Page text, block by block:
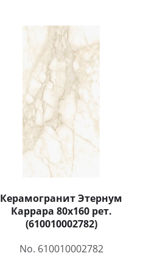
Керамогранит Этернум
Каррара 80x160 рет.
(610010002782)
No. 610010002782